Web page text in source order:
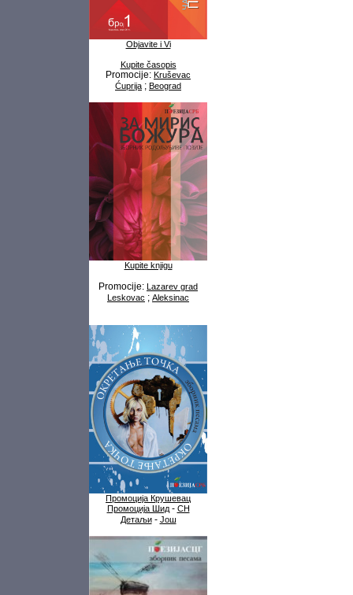
Objavite i Vi
Kupite časopis
Promocije: Kruševac
Ćuprija ; Beograd
Kupite knjigu
Promocije: Lazarev grad
Leskovac ; Aleksinac
Промоција Крушевац
Промоција Шид- СН
Детаљи- Још